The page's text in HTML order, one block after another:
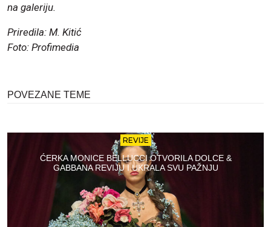
na galeriju.
Priredila: M. Kitić
Foto: Profimedia
POVEZANE TEME
REVIJE
ĆERKA MONICE BELLUCCI OTVORILA DOLCE &
GABBANA REVIJU I UKRALA SVU PAŽNJU